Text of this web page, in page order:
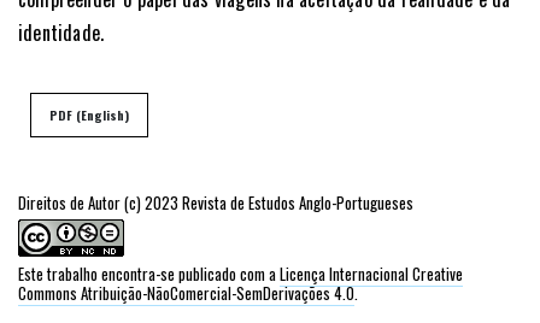
Direitos de Autor (c) 2023 Revista de Estudos Anglo-Portugueses
Este trabalho encontra-se publicado com aLicença Internacional Creative
Commons Atribuição-NãoComercial-SemDerivações 4.0.
identidade.
PDF (English)